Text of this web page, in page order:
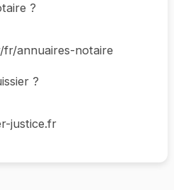
?
annuaires-notaire
?
justice.fr